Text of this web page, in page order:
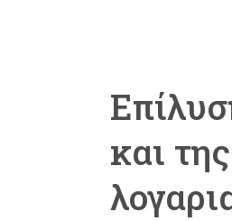
και